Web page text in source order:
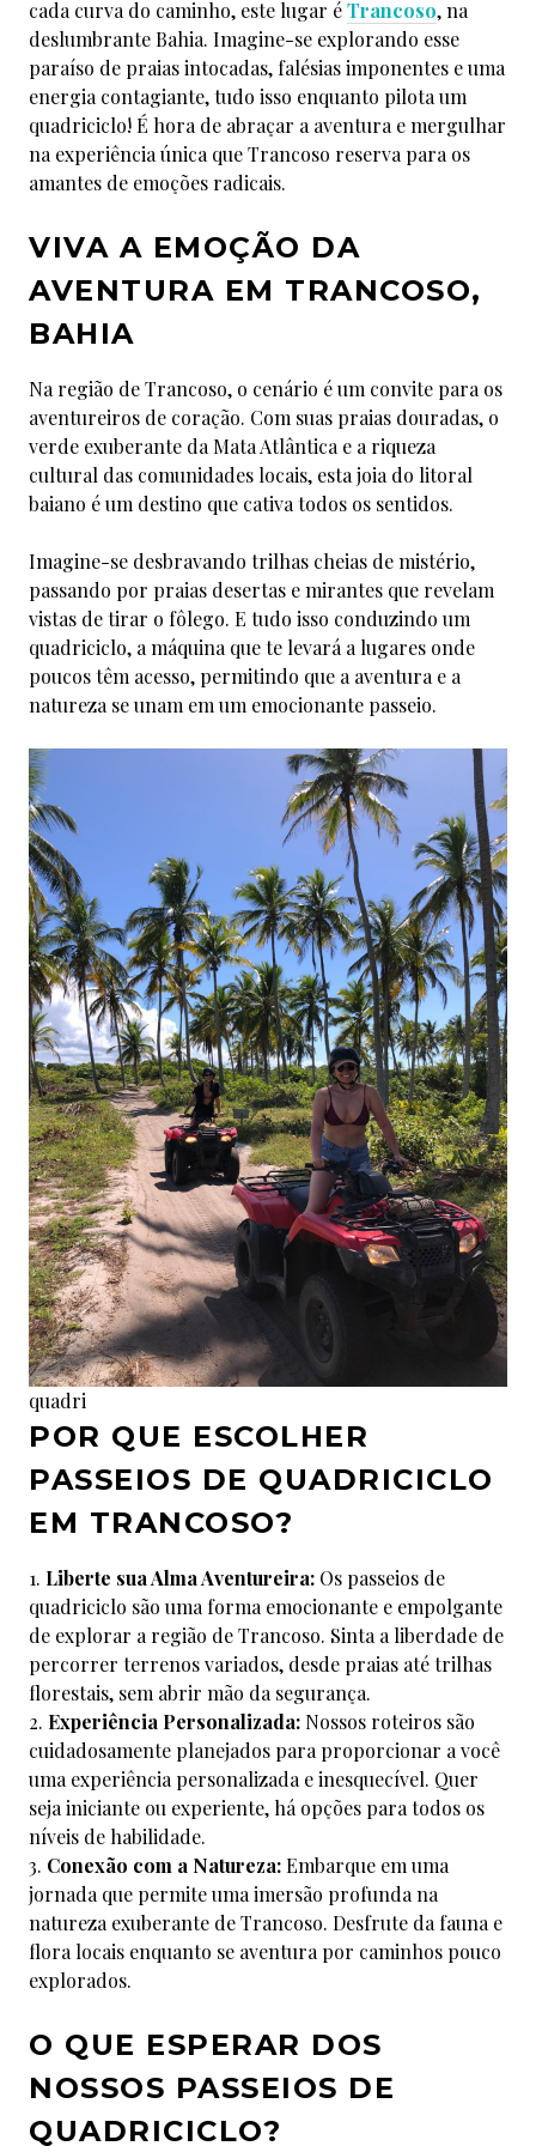
cada curva do caminho, este lugar éTrancoso, na
deslumbrante Bahia. Imagine-se explorando esse
paraíso de praias intocadas, falésias imponentes e uma
energia contagiante, tudo isso enquanto pilota um
quadriciclo! É hora de abraçar a aventura e mergulhar
na experiência única que Trancoso reserva para os
amantes de emoções radicais.
VIVA A EMOÇÃO DA
AVENTURA EM TRANCOSO,
BAHIA
Na região de Trancoso, o cenário é um convite para os
aventureiros de coração. Com suas praias douradas, o
verde exuberante da Mata Atlântica e a riqueza
cultural das comunidades locais, esta joia do litoral
baiano é um destino que cativa todos os sentidos.
Imagine-se desbravando trilhas cheias de mistério,
passando por praias desertas e mirantes que revelam
vistas de tirar o fôlego. E tudo isso conduzindo um
quadriciclo, a máquina que te levará a lugares onde
poucos têm acesso, permitindo que a aventura e a
natureza se unam em um emocionante passeio.
quadri
POR QUE ESCOLHER
PASSEIOS DE QUADRICICLO
EM TRANCOSO?
Liberte sua Alma Aventureira: Os passeios de
quadriciclo são uma forma emocionante e empolgante
de explorar a região de Trancoso. Sinta a liberdade de
percorrer terrenos variados, desde praias até trilhas
florestais, sem abrir mão da segurança.
Experiência Personalizada: Nossos roteiros são
cuidadosamente planejados para proporcionar a você
uma experiência personalizada e inesquecível. Quer
seja iniciante ou experiente, há opções para todos os
níveis de habilidade.
Conexão com a Natureza:Embarque em uma
jornada que permite uma imersão profunda na
natureza exuberante de Trancoso. Desfrute da fauna e
flora locais enquanto se aventura por caminhos pouco
explorados.
O QUE ESPERAR DOS
NOSSOS PASSEIOS DE
QUADRICICLO?